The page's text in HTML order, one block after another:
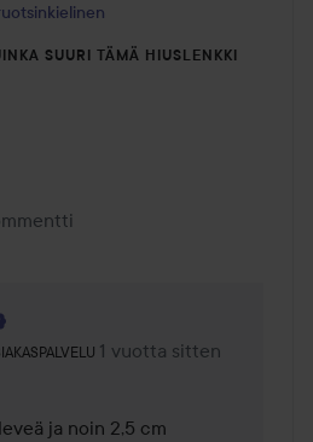
SUURI TÄMÄ HIUSLENKKI
Lykon asiakaspalvelu .
1 vuotta sitten
Kommentti lisättiin 1
ja noin 2,5 cm